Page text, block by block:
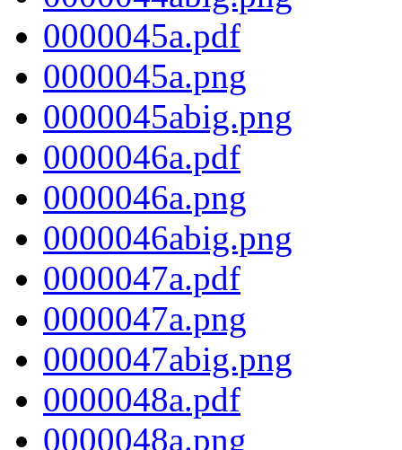
0000045a.pdf
0000045a.png
0000045abig.png
0000046a.pdf
0000046a.png
0000046abig.png
0000047a.pdf
0000047a.png
0000047abig.png
0000048a.pdf
0000048a.png